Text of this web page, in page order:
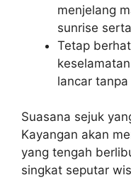
menjelang
sunrise
Tetap
lancar
Suasana sejuk
Kayangan akan
yang tengah
singkat seputar